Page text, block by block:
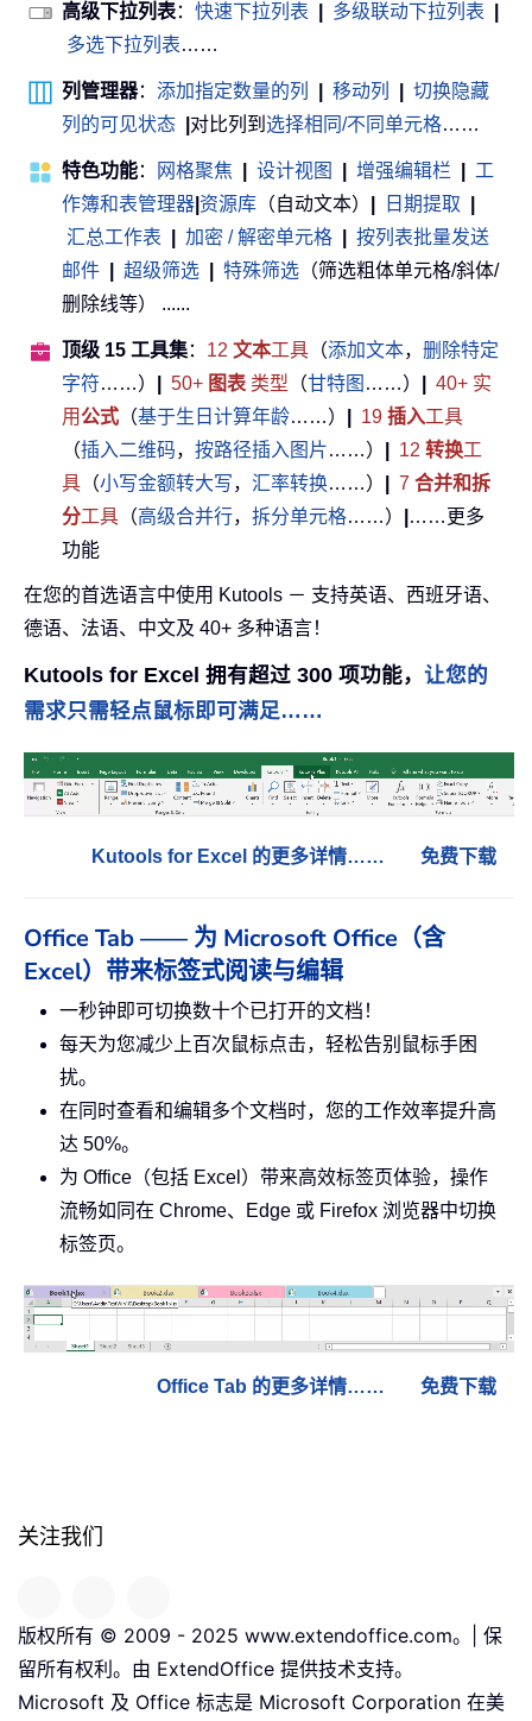
高级下拉列表： 快速下拉列表 多级联动下拉列表
多选下拉列表……
列管理器： 添加指定数量的列 移动列
切换隐藏
列的可见状态
对比列到 选择相同/不同单元格……
特色功能： 网格聚焦 设计视图 增强编辑栏
工
作簿和表管理器 资源库 （自动文本） 日期提取
汇总工作表
加密 / 解密单元格
按列表批量发送
邮件
超级筛选 特殊筛选 （筛选粗体单元格/斜体/
删除线等） ......
顶级 15 工具集： 12 文本工具 （添加文本， 删除特定
字符……） 50+ 图表 类型 （甘特图 ……）
40+ 实
用公式 （基于生日计算年龄……） 19 插入工具
（插入二维码， 按路径插入图片……） 12 转换工
具 （小写金额转大写， 汇率转换……） 7 合并和拆
分工具 （高级合并行， 拆分单元格……）
……更多
功能
在您的首选语言中使用 Kutools － 支持英语、西班牙语、
德语、法语、中文及 40+ 多种语言！
Kutools for Excel 拥有超过 300 项功能， 让您的
需求只需轻点鼠标即可满足……
Kutools for Excel 的更多详情…… 免费下载
Office Tab —— 为 Microsoft Office（含
Excel）带来标签式阅读与编辑
一秒钟即可切换数十个已打开的文档！
每天为您减少上百次鼠标点击，轻松告别鼠标手困
扰。
在同时查看和编辑多个文档时，您的工作效率提升高
达 50%。
为 Office（包括 Excel）带来高效标签页体验，操作
流畅如同在 Chrome、Edge 或 Firefox 浏览器中切换
标签页。
Office Tab 的更多详情…… 免费下载
关注我们
版权所有 © 2009 - 2025 www.extendoffice.com。| 保
留所有权利。由 ExtendOffice 提供技术支持。
Microsoft 及 Office 标志是 Microsoft Corporation 在美